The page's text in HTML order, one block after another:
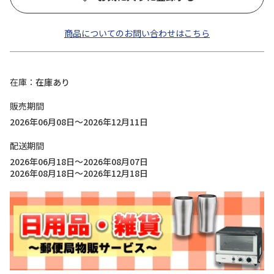
商品についてのお問い合わせはこちら
在庫
在庫あり
販売期間
2026年06月08日～2026年12月11日
配送期間
2026年06月18日～2026年08月07日
2026年08月18日～2026年12月18日